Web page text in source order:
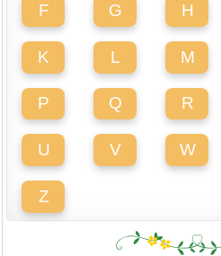
F G H
K L M
P Q R
U V W
Z